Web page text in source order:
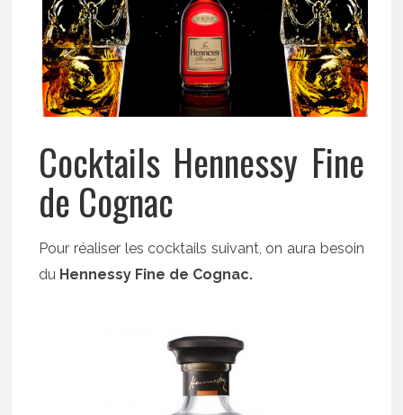
Cocktails Hennessy Fine
de Cognac
Pour réaliser les cocktails suivant, on aura besoin
du Hennessy Fine de Cognac.